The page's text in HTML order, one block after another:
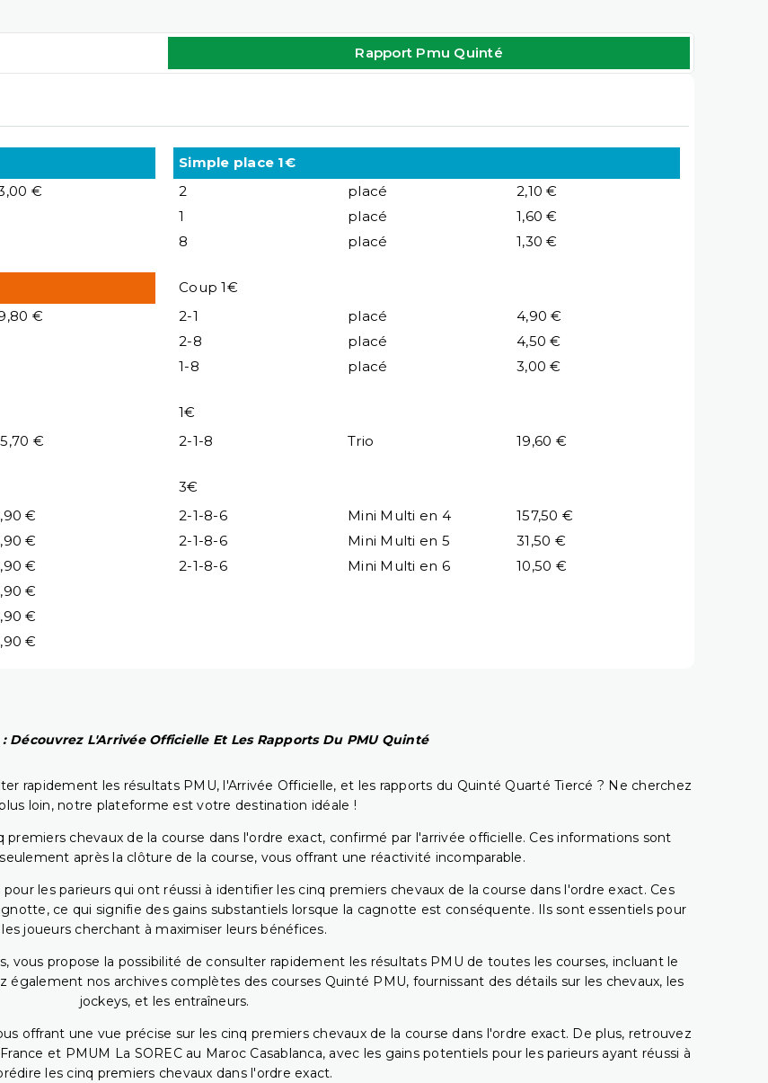
Rapport Pmu Quinté
€
Simple place 1€
2
placé
2,10 €
1
placé
1,60 €
8
placé 1,30 €
€
Coup 1€
2-1
placé
4,90 €
2-8
placé
4,50 €
1-8
placé 3,00 €
€
1€
2-1-8
Trio 19,60 €
€
€
€
€
€
€
3€
2-1-8-6
Mini Multi en 4
157,50 €
2-1-8-6
Mini Multi en 5
31,50 €
2-1-8-6
Mini Multi en 6 10,50 €
Découvrez L'Arrivée Officielle Et Les Rapports Du PMU Quinté
rapidement les résultats PMU, l'Arrivée Officielle, et les rapports du Quinté Quarté Tiercé ? Ne cherchez
loin, notre plateforme est votre destination idéale !
chevaux de la course dans l'ordre exact, confirmé par l'arrivée officielle. Ces informations sont
après la clôture de la course, vous offrant une réactivité incomparable.
les parieurs qui ont réussi à identifier les cinq premiers chevaux de la course dans l'ordre exact. Ces
ce qui signifie des gains substantiels lorsque la cagnotte est conséquente. Ils sont essentiels pour
les joueurs cherchant à maximiser leurs bénéfices.
vous propose la possibilité de consulter rapidement les résultats PMU de toutes les courses, incluant le
nos archives complètes des courses Quinté PMU, fournissant des détails sur les chevaux, les
jockeys, et les entraîneurs.
offrant une vue précise sur les cinq premiers chevaux de la course dans l'ordre exact. De plus, retrouvez
et PMUM La SOREC au Maroc Casablanca, avec les gains potentiels pour les parieurs ayant réussi à
les cinq premiers chevaux dans l'ordre exact.